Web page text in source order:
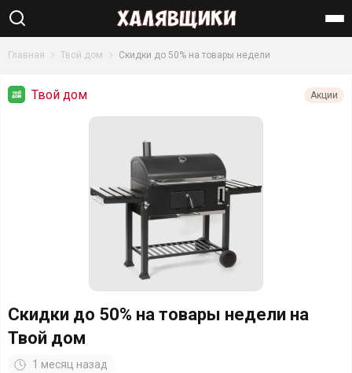
Главная Твой дом Скидки до 50% на товары недели
Твой дом Акции
Скидки до 50% на товары недели на
Твой дом
1 месяц назад